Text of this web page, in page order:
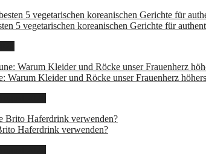
5 vegetarischen koreanischen Gerichte für
Warum Kleider und Röcke unser Frauenherz
Haferdrink verwenden?